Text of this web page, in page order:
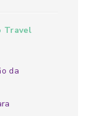
Travel
da